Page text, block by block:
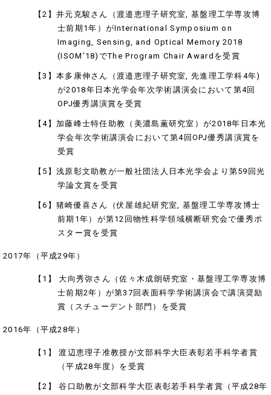
【2】井元克駿さん（渡邉恵理子研究室, 基盤理工学専攻博
士前期1年）がInternational Symposium on
Imaging, Sensing, and Optical Memory 2018
(ISOM’18)でThe Program Chair Awardを受賞
【3】本多康伸さん（渡邉恵理子研究室, 先進理工学科4年)
が2018年日本光学会年次学術講演会において第4回
OPJ優秀講演賞を受賞
【4】加藤峰士特任助教（美濃島薫研究室）が2018年日本光
学会年次学術講演会において第4回OPJ優秀講演賞を
受賞
【5】浅原彰文助教が一般社団法人日本光学会より第59回光
学論文賞を受賞
【6】猪崎優喜さん（伏屋雄紀研究室, 基盤理工学専攻博士
前期1年）が第12回物性科学領域横断研究会で優秀ポ
スター賞を受賞
2017年（平成29年）
【1】 大向秀弥さん（佐々木成朗研究室・基盤理工学専攻博
士前期2年）が第37回表面科学学術講演会で講演奨励
賞（スチューデント部門）を受賞
2016年（平成28年）
【1】 渡辺恵理子准教授が文部科学大臣表彰若手科学者賞
（平成28年度）を受賞
【2】 谷口助教が文部科学大臣表彰若手科学者賞（平成28年